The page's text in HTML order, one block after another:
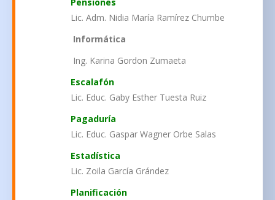
Lic. Adm. Nidia María Ramírez Chumbe
Informática
Ing. Karina Gordon Zumaeta
Escalafón
Lic. Educ. Gaby Esther Tuesta Ruiz
Pagaduría
Lic. Educ. Gaspar Wagner Orbe Salas
Estadística
Lic. Zoila García Grández
Planificación